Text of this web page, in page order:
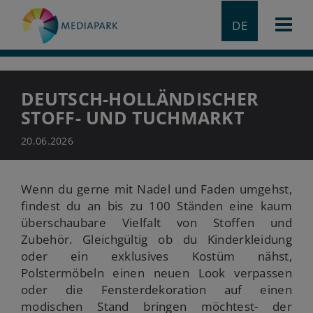
DE
DEUTSCH-HOLLÄNDISCHER
STOFF- UND TUCHMARKT
20.06.2026
Wenn du gerne mit Nadel und Faden umgehst,
findest du an bis zu 100 Ständen eine kaum
überschaubare Vielfalt von Stoffen und
Zubehör. Gleichgültig ob du Kinderkleidung
oder ein exklusives Kostüm nähst,
Polstermöbeln einen neuen Look verpassen
oder die Fensterdekoration auf einen
modischen Stand bringen möchtest- der